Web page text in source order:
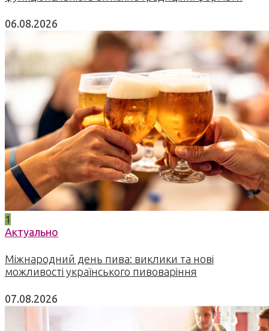
06.08.2026
1
Актуально
Міжнародний день пива: виклики та нові
можливості українського пивоваріння
07.08.2026